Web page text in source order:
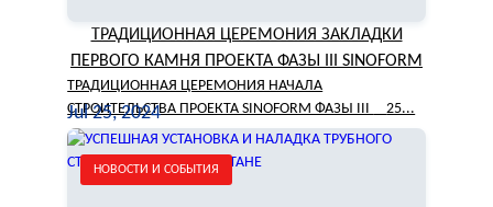
ТРАДИЦИОННАЯ ЦЕРЕМОНИЯ ЗАКЛАДКИ
ПЕРВОГО КАМНЯ ПРОЕКТА ФАЗЫ III SINOFORM
ТРАДИЦИОННАЯ ЦЕРЕМОНИЯ НАЧАЛА
СТРОИТЕЛЬСТВА ПРОЕКТА SINOFORM ФАЗЫ III 25...
Jul 25, 2024
НОВОСТИ И СОБЫТИЯ